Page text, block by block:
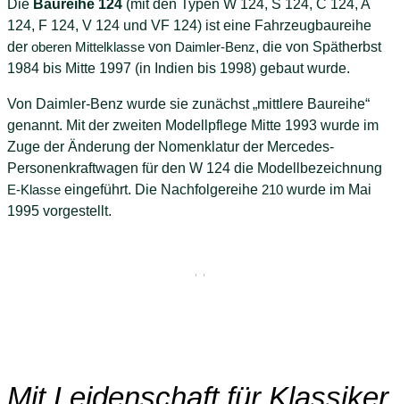
Die Baureihe 124 (mit den Typen W 124, S 124, C 124, A
124, F 124, V 124 und VF 124) ist eine Fahrzeugbaureihe
der oberen Mittelklasse von Daimler-Benz, die von Spätherbst
1984 bis Mitte 1997 (in Indien bis 1998) gebaut wurde.
Von Daimler-Benz wurde sie zunächst „mittlere Baureihe“
genannt. Mit der zweiten Modellpflege Mitte 1993 wurde im
Zuge der Änderung der Nomenklatur der Mercedes-
Personenkraftwagen für den W 124 die Modellbezeichnung
E-Klasse eingeführt. Die Nachfolgereihe 210 wurde im Mai
1995 vorgestellt.
Mit Leidenschaft für Klassiker